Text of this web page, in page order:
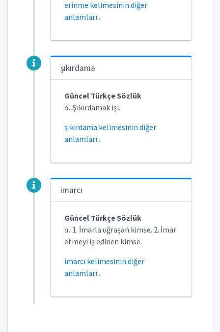
erinme kelimesinin diğer
anlamları..
şıkırdama
Güncel Türkçe Sözlük
a. Şıkırdamak işi.
şıkırdama kelimesinin diğer
anlamları..
imarcı
Güncel Türkçe Sözlük
a. 1. İmarla uğraşan kimse. 2. İmar
etmeyi iş edinen kimse.
imarcı kelimesinin diğer
anlamları..